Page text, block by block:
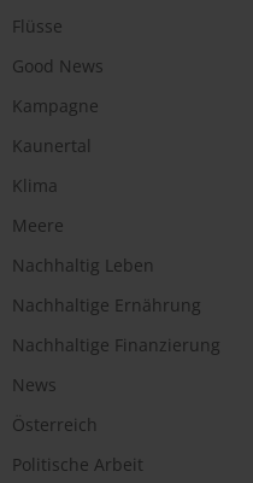
Flüsse
Good News
Kampagne
Kaunertal
Klima
Meere
Nachhaltig Leben
Nachhaltige Ernährung
Nachhaltige Finanzierung
News
Österreich
Politische Arbeit